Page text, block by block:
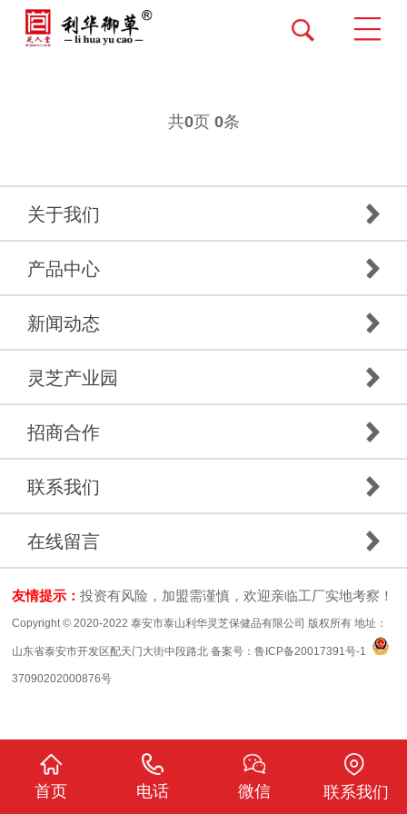
共0页 0条
关于我们
产品中心
新闻动态
灵芝产业园
招商合作
联系我们
在线留言
友情提示：投资有风险，加盟需谨慎，欢迎亲临工厂实地考察！
Copyright © 2020-2022 泰安市泰山利华灵芝保健品有限公司 版权所有 地址：
山东省泰安市开发区配天门大街中段路北 备案号：鲁ICP备20017391号-1
37090202000876号
首页 电话 微信 联系我们